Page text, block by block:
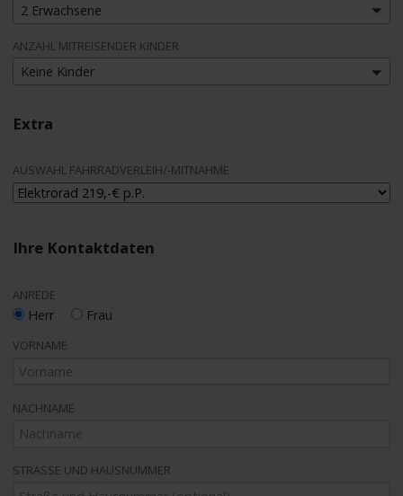
2 Erwachsene
ANZAHL MITREISENDER KINDER
Keine Kinder
Extra
AUSWAHL FAHRRADVERLEIH/-MITNAHME
Ihre Kontaktdaten
ANREDE
Herr Frau
VORNAME
NACHNAME
STRASSE UND HAUSNUMMER